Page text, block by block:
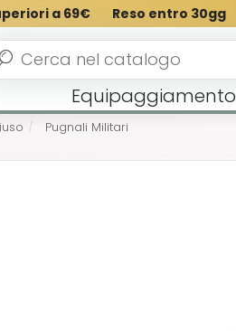
a 69€ Reso entro 30gg
Equipaggiamento
Pugnali Militari